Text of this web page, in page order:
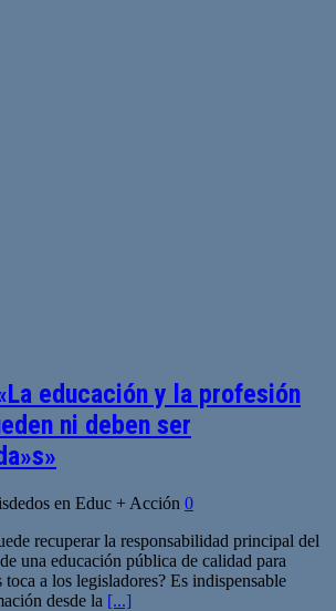
educación y la profesión
ni deben ser
en Educ + Acción 0
recuperar la responsabilidad principal del
una educación pública de calidad para
toca a los legisladores? Es indispensable
desde la [...]